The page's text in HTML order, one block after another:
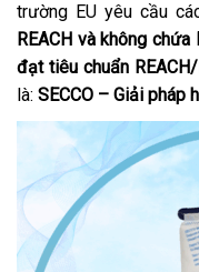
trường EU yêu cầu
REACH và không
đạt tiêu chuẩn
là: SECCO – Giải pháp